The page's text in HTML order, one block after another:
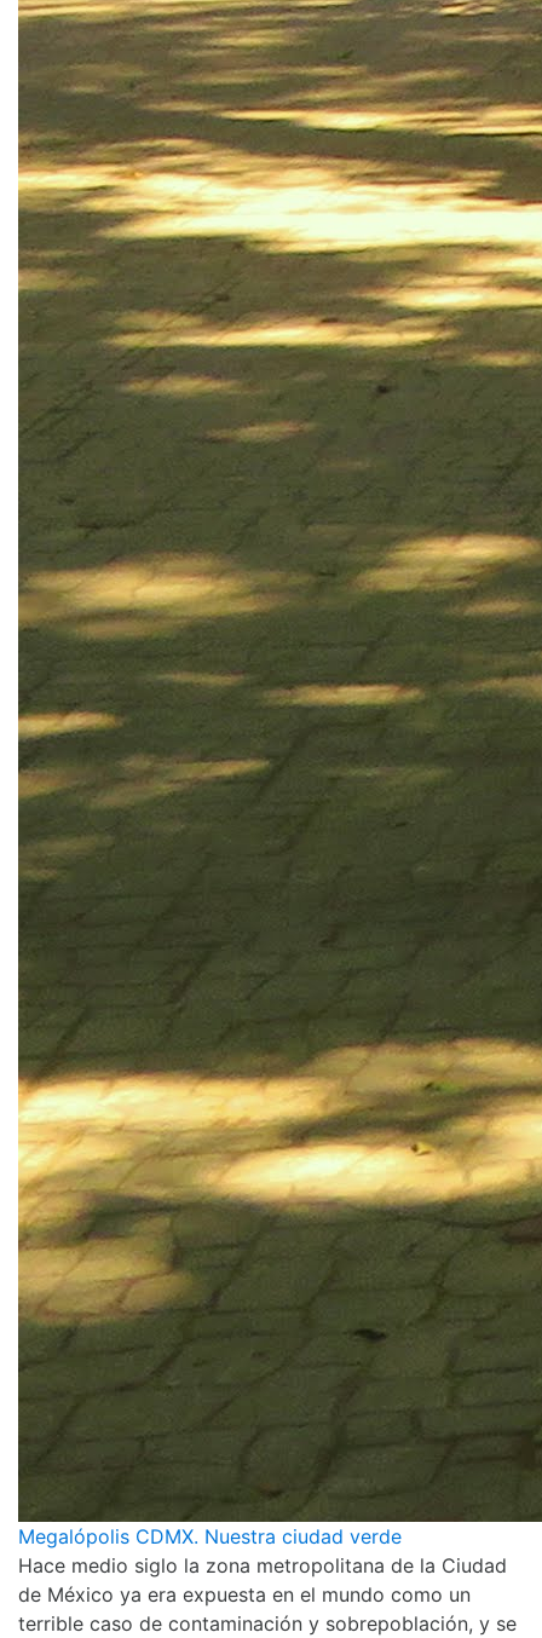
Megalópolis CDMX. Nuestra ciudad verde
Hace medio siglo la zona metropolitana de la Ciudad
de México ya era expuesta en el mundo como un
terrible caso de contaminación y sobrepoblación, y se